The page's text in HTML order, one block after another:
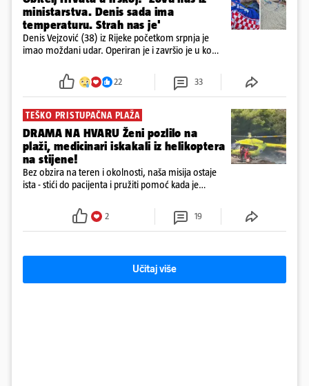
ministarstva. Denis sada ima
temperaturu. Strah nas je'
Denis Vejzović (38) iz Rijeke početkom srpnja je
imao moždani udar. Operiran je i završio je u komi.
tamošnji liječnici ne vjeruju u oporavak: 'Imamo
22 33
TEŠKO PRISTUPAČNA PLAŽA
DRAMA NA HVARU Ženi pozlilo na
plaži, medicinari iskakali iz helikoptera
na stijene!
Bez obzira na teren i okolnosti, naša misija ostaje
ista - stići do pacijenta i pružiti pomoć kada je
2 19
Učitaj više